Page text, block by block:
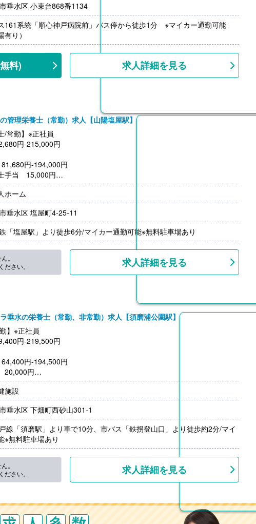
垂水区 小束台868番1134
161系統「順心神戸病院前」バス停から徒歩1分 ※マイカー通勤可能
有り）
料) 求人詳細を見る
管理栄養士（常勤）求人【山陽塩屋駅】
/常勤】※正社員
円-215,000円
円-194,000円
手当 15,000円
プ手当 6,000円
］
円※条件あり
名5,000円※3名まで、18歳以下
回（計3.80ヶ月分）※前年度実績
あり（上限50,000円/月）
※共済加入
ホーム
垂水区 塩屋町4-25-11
「塩屋駅」より徒歩6分/マイカー通勤可能※無料駐車場あり
。
さい。
求人詳細を見る
垂水の栄養士（常勤、非常勤）求人【須磨浦公園駅】
】※正社員
円-219,500円
円-194,500円
20,000円
当 5,000円
（540,000円-670,000円）※前年度実績
あり（上限50,000円/月）
（1月あたり900円-5,640円）※前年度実績
り※勤続3年以上
施設
垂水区 下畑町西砂山301-1
線「須磨駅」より車で10分、市バス「鉄拐登山口」より徒歩約2分/マイ
※無料駐車場あり
。
さい。
求人詳細を見る